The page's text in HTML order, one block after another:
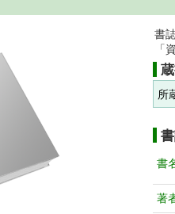
書
「
所
書
著